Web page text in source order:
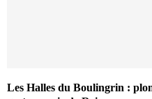
Les Halles du Boulingrin :